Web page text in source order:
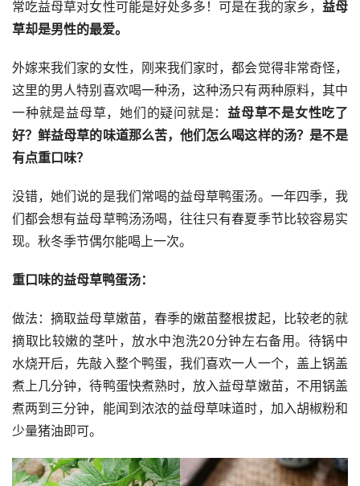
常吃益母草对女性可能是好处多多！可是在我的家乡， 益母
草却是男性的最爱。
外嫁来我们家的女性，刚来我们家时，都会觉得非常奇怪，
这里的男人特别喜欢喝一种汤，这种汤只有两种原料，其中
一种就是益母草，她们的疑问就是： 益母草不是女性吃了
好？鲜益母草的味道那么苦，他们怎么喝这样的汤？是不是
有点重口味？
没错，她们说的是我们常喝的益母草鸭蛋汤。一年四季，我
们都会想有益母草鸭汤汤喝，往往只有春夏季节比较容易实
现。秋冬季节偶尔能喝上一次。
重口味的益母草鸭蛋汤：
做法：摘取益母草嫩苗，春季的嫩苗整根拔起，比较老的就
摘取比较嫩的茎叶，放水中泡洗20分钟左右备用。待锅中
水烧开后，先敲入整个鸭蛋，我们喜欢一人一个，盖上锅盖
煮上几分钟，待鸭蛋快煮熟时，放入益母草嫩苗，不用锅盖
煮两到三分钟，能闻到浓浓的益母草味道时，加入胡椒粉和
少量猪油即可。